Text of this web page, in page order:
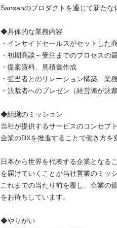
Sansanのプロダクトを通じて新たな
◆具体的な業務内容
・インサイドセールスがセットした
・初期商談～受注までのプロセスの
・提案資料、見積書作成
・担当者とのリレーション構築、業
・決裁者へのプレゼン（経営陣が決
◆組織のミッション
当社が提供するサービスのコンセプ
企業のDXを推進することで働き方を
日本から世界を代表する企業となる
を届けていくことが当社営業のミッシ
これまでの当たり前を覆し、企業の
をお待ちしています。
◆やりがい